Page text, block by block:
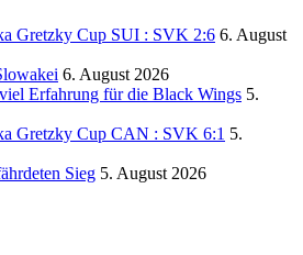
Gretzky Cup SUI : SVK 2:6 6. August
6. August 2026
Erfahrung für die Black Wings 5.
Gretzky Cup CAN : SVK 6:1 5.
Sieg 5. August 2026